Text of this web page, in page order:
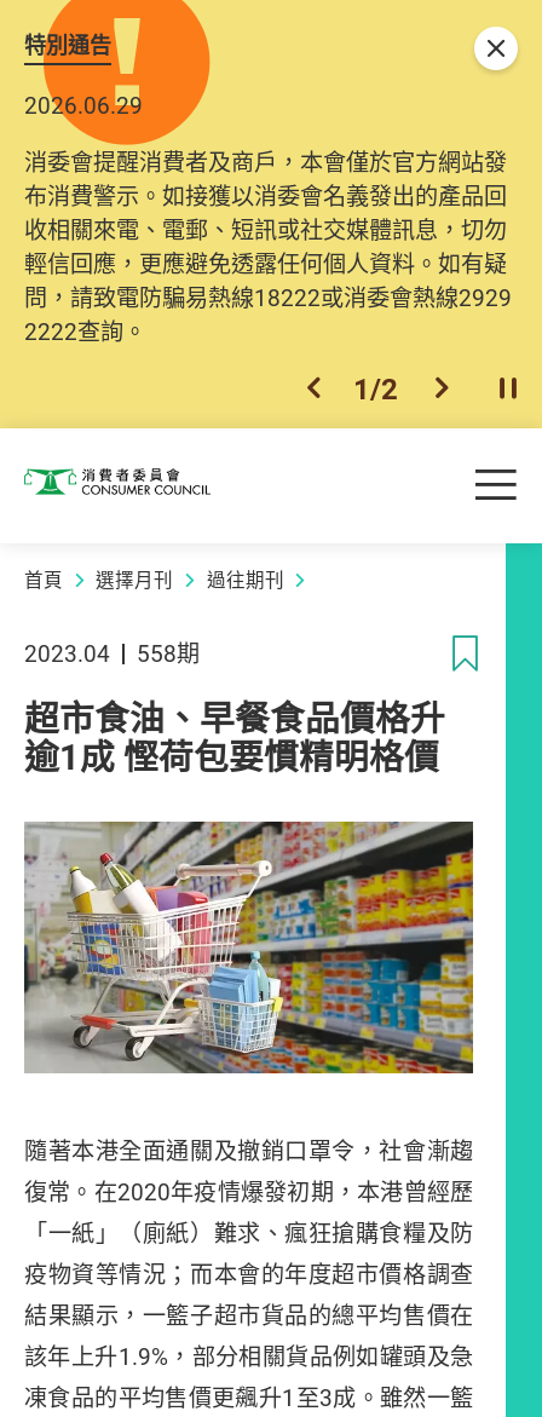
特別通告
2026.06.29
消委會提醒消費者及商戶，本會僅於官方網站發
布消費警示。如接獲以消委會名義發出的產品回
收相關來電、電郵、短訊或社交媒體訊息，切勿
輕信回應，更應避免透露任何個人資料。如有疑
問，請致電防騙易熱線18222或消委會熱線2929
2222查詢。
上一個
1/2 下一個開
關閉
消費者委員會 目
首頁 選擇月刊 過往期刊
2023.04 558期
超市食油、早餐食品價格升
逾1成 慳荷包要慣精明格價
隨著本港全面通關及撤銷口罩令，社會漸趨
復常。在2020年疫情爆發初期，本港曾經歷
「一紙」（廁紙）難求、瘋狂搶購食糧及防
疫物資等情況；而本會的年度超市價格調查
結果顯示，一籃子超市貨品的總平均售價在
該年上升1.9%，部分相關貨品例如罐頭及急
凍食品的平均售價更飆升1至3成。雖然一籃